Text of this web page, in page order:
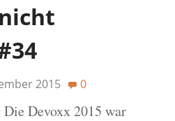
2015 0
Devoxx 2015 war